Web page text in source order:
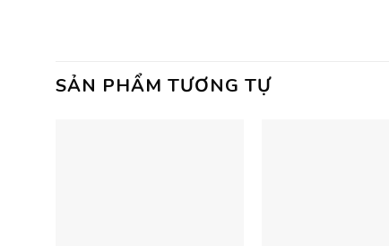
SẢN PHẨM TƯƠNG TỰ